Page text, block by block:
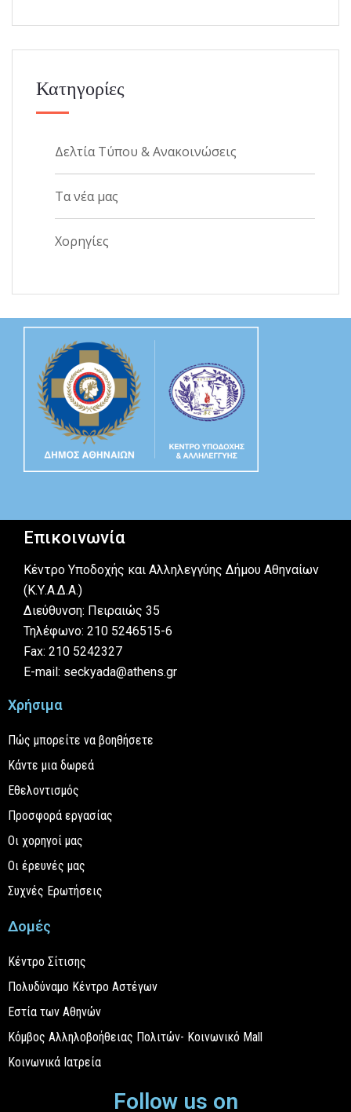
Κατηγορίες
Δελτία Τύπου & Ανακοινώσεις
Τα νέα μας
Χορηγίες
Επικοινωνία
Κέντρο Υποδοχής και Αλληλεγγύης Δήμου Αθηναίων
(Κ.Υ.Α.Δ.Α.)
Διεύθυνση: Πειραιώς 35
Τηλέφωνο: 210 5246515-6
Fax: 210 5242327
E-mail: seckyada@athens.gr
Χρήσιμα
Πώς μπορείτε να βοηθήσετε
Κάντε μια δωρεά
Εθελοντισμός
Προσφορά εργασίας
Οι χορηγοί μας
Οι έρευνές μας
Συχνές Ερωτήσεις
Δομές
Κέντρο Σίτισης
Πολυδύναμο Κέντρο Αστέγων
Εστία των Αθηνών
Κόμβος Αλληλοβοήθειας Πολιτών- Κοινωνικό Mall
Κοινωνικά Ιατρεία
Follow us on